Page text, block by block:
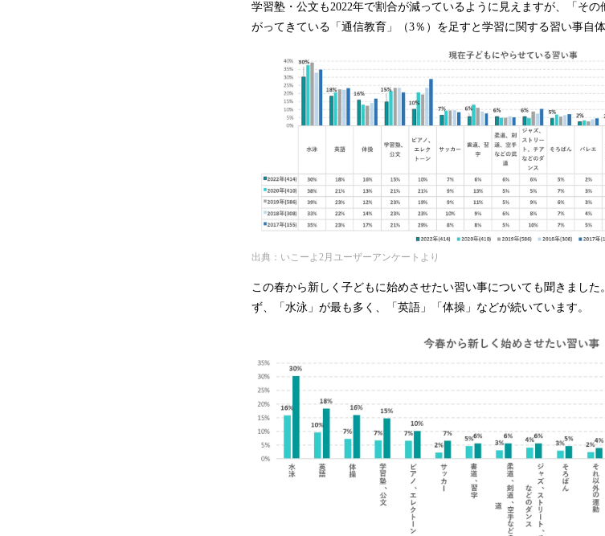
学習塾・公文も2022年で割合が減っているように見えますが、「そ
がってきている「通信教育」（3％）を足すと学習に関する習い事自
出典：いこーよ2月ユーザーアンケートより
この春から新しく子どもに始めさせたい習い事についても聞きまし
ず、「水泳」が最も多く、「英語」「体操」などが続いています。